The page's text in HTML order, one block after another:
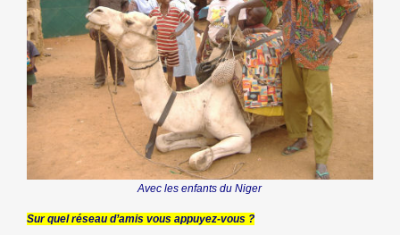
Avec les enfants du Niger
Sur quel réseau d’amis vous appuyez-vous ?